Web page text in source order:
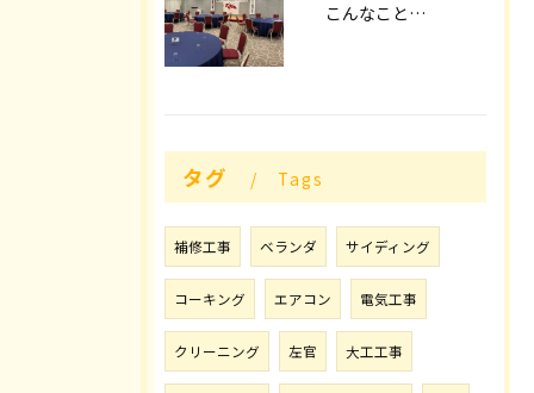
こんなことやってます！！
タグ Tags
補修工事 ベランダ サイディング
コーキング エアコン 電気工事
クリーニング 左官 大工工事